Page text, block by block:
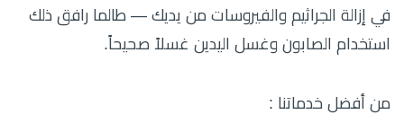
في إزالة الجراثيم والفيروسات من يديك — طالما رافق ذلك
استخدام الصابون وغسل اليدين غسلاً صحيحاً.
من أفضل خدماتنا :